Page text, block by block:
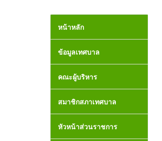
หน้าหลัก
ข้อมูลเทศบาล
คณะผู้บริหาร
สมาชิกสภาเทศบาล
หัวหน้าส่วนราชการ